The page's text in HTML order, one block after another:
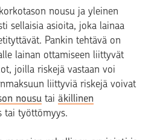
nousu ja yleinen
sellaisia asioita, joka lainaa
Pankin tehtävä on
lainan ottamiseen liittyvät
joilla riskejä vastaan voi
liittyviä riskejä voivat
nousu tai äkillinen
tai työttömyys.